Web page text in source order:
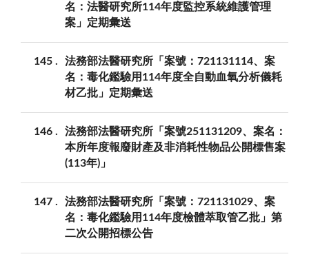
名：法醫研究所114年度監控系統維護管理
案」定期彙送
145
法務部法醫研究所「案號：721131114、案
名：毒化鑑驗用114年度全自動血氧分析儀耗
材乙批」定期彙送
146
法務部法醫研究所「案號251131209、案名：
本所年度報廢財產及非消耗性物品公開標售案
(113年)」
147
法務部法醫研究所「案號：721131029、案
名：毒化鑑驗用114年度檢體萃取管乙批」第
二次公開招標公告